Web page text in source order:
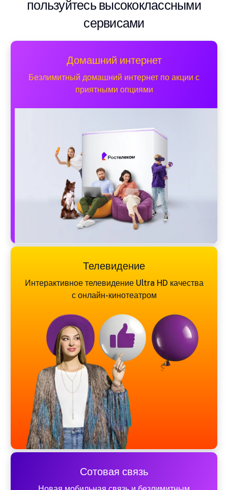
пользуйтесь высококлассными
сервисами
Домашний интернет
Безлимитный домашний интернет по акции с
приятными опциями
Телевидение
Интерактивное телевидение Ultra HD качества
с онлайн-кинотеатром
Сотовая связь